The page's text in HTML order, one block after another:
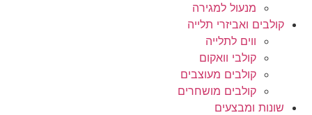
מנעול למגירה
קולבים ואביזרי תלייה
ווים לתלייה
קולבי וואקום
קולבים מעוצבים
קולבים מושחרים
שונות ומבצעים